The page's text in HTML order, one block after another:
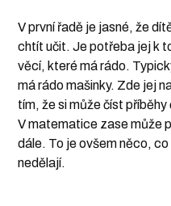
V první řadě je jasné, že
chtít učit. Je potřeba jej k
věcí, které má rádo.
má rádo mašinky. Zde jej
tím, že si může číst
V matematice zase může
dále. To je ovšem něco,
nedělají.